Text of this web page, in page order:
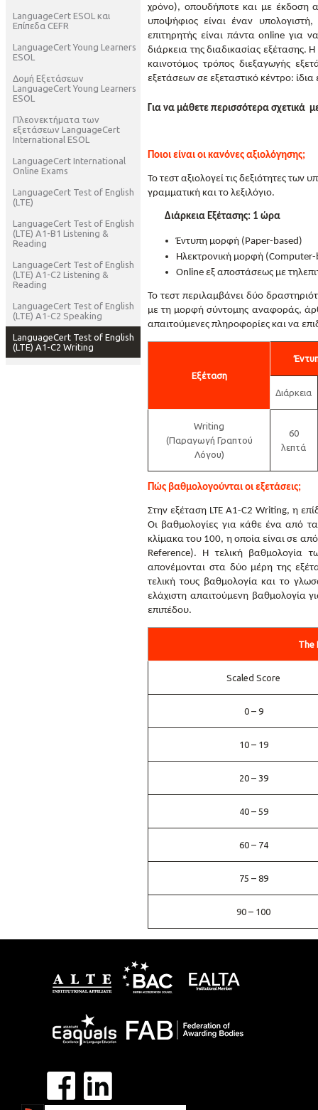
LanguageCert ESOL και
Επίπεδα CEFR
LanguageCert Young Learners
ESOL
Δομή Εξετάσεων
LanguageCert Young Learners
ESOL
Πλεονεκτήματα των
εξετάσεων LanguageCert
International ESOL
LanguageCert International
Online Exams
LanguageCert Test of English
(LTE)
LanguageCert Test of English
(LTE) A1-B1 Listening &
Reading
LanguageCert Test of English
(LTE) A1-C2 Listening &
Reading
LanguageCert Test of English
(LTE) A1-C2 Speaking
LanguageCert Test of English
(LTE) A1-C2 Writing
χρόνο), οπουδήποτε και με έκδοση
υποψήφιος είναι έναν υπολογιστή,
επιτηρητής είναι πάνταonline για
διάρκεια της διαδικασίας εξέτασης.
καινοτόμος τρόπος διεξαγωγής
εξετάσεων σε εξεταστικό κέντρο:
Για να μάθετε περισσότερα σχετικά
Ποιοι είναι οι κανόνες αξιολόγησης;
Το τεστ αξιολογεί τις δεξιότητες
γραμματική και το λεξιλόγιο.
Διάρκεια Εξέτασης: 1 ώρα
Έντυπη μορφή (Paper-based)
Ηλεκτρονική μορφή (Computer-
Online εξ αποστάσεως με
Το τεστ περιλαμβάνει δύο
με τη μορφή σύντομης αναφοράς,
απαιτούμενες πληροφορίες και να
Εξέταση
Διάρκεια
Writing
(Παραγωγή Γραπτού
Λόγου)
60
λεπτά
Πώς βαθμολογούνται οι εξετάσεις;
Στην εξέταση LTE A1-C2 Writing, η
Οι βαθμολογίες για κάθε ένα από
κλίμακα του 100, η οποία είναι σε
Reference). Η τελική βαθμολογία
απονέμονται στα δύο μέρη της
τελική τους βαθμολογία και το
ελάχιστη απαιτούμενη βαθμολογία
επιπέδου.
The
Scaled Score
0 – 9
10 – 19
20 – 39
40 – 59
60 – 74
75 – 89
90 – 100